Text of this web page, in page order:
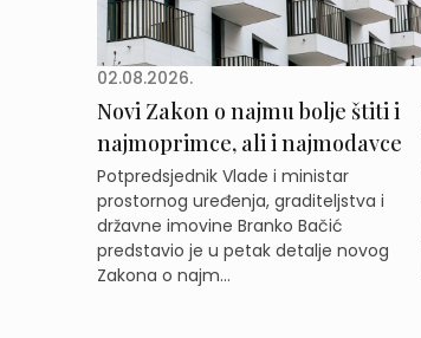
02.08.2026.
Novi Zakon o najmu bolje štiti i
najmoprimce, ali i najmodavce
Potpredsjednik Vlade i ministar
prostornog uređenja, graditeljstva i
državne imovine Branko Bačić
predstavio je u petak detalje novog
Zakona o najm...